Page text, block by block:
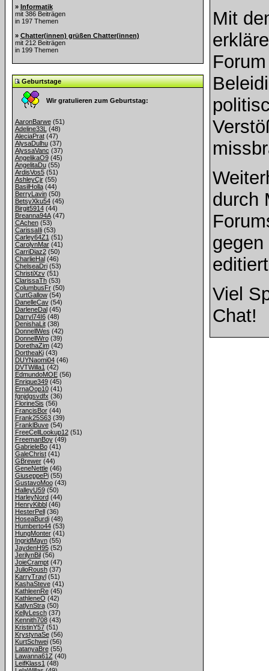
» Informatik
mit 386 Beiträgen
in 197 Themen
» Chatter(innen) grüßen Chatter(innen)
mit 212 Beiträgen
in 199 Themen
Geburtstage
Wir gratulieren zum Geburtstag:
AaronBarwe(51)
Adeline33L (48)
AleciaPrat(47)
AlysaDulhu(37)
AlyssaVanc (37)
AngelikaO9(45)
AngelitaDu(55)
ArdisVos5(51)
AshleyCjr(55)
BasilHolla(44)
BerryLavin(50)
BetsyXku54(45)
Birgit5914(44)
Breanna94A(47)
CAchen(53)
CarissaIli(53)
Carley64Z1 (51)
CarolynMar(41)
CarriDiaz2(50)
CharlieHal(46)
ChelseaDri(53)
ChristiXzv(51)
ClarissaTh(53)
ColumbusFr(50)
CurtGallow(54)
DanelleCav(54)
DarleneDal(45)
Darryl74I6(48)
DenishaLit(38)
DonnellWes (42)
DonnellWro(39)
DorethaZim(42)
DortheaKi(43)
DUYNaomi04(46)
DVTWilla1 (42)
EdmundoMOE(56)
Enrique349(45)
ErnaOop10(41)
fgnjdgsvdfx (36)
FlorineSis (56)
FrancisBor(44)
Frank25S63(39)
FranklBuve(54)
FreeCellLookup12(51)
FreemanBoy(49)
GabrieleBo(41)
GaleChrist(41)
GBrewer(44)
GeneNettle(46)
GiuseppePi(55)
GustavoMoo(43)
HalleyU59(50)
HarleyNord(44)
HenryKibbl(46)
HesterPell(36)
HoseaBurdi(48)
Humberto44(53)
HungMonter(41)
IngridMayn(55)
JaydenH95(52)
JerilynBil(56)
JoieCrampt(47)
JulioRoush(37)
KarryTrayl(51)
KashaSteve(41)
KathleenRe(45)
KathleneO (42)
KatlynStra(50)
KellyLesch(37)
Kennith708(43)
KristinY57(51)
KrystynaSe(56)
KurtSchwei(56)
LatanyaBre(55)
Lawanna61Z (40)
LeifKlass1 (48)
Mit
durch
Viel
Chat!